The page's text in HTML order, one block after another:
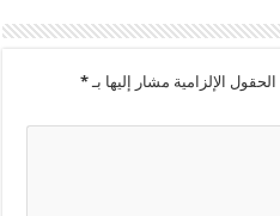
الحقول الإلزامية مشار إليها بـ*